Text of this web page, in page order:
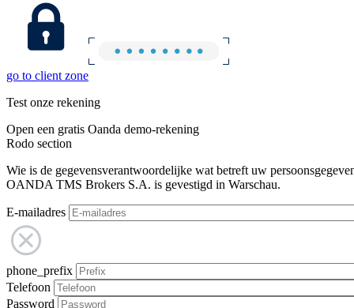
go to client zone
Test onze rekening
Open een gratis Oanda demo-rekening
Rodo section
Wie is de gegevensverantwoordelijke wat betreft uw
OANDA TMS Brokers S.A. is gevestigd in Warschau.
E-mailadres
phone_prefix
Telefoon
Password